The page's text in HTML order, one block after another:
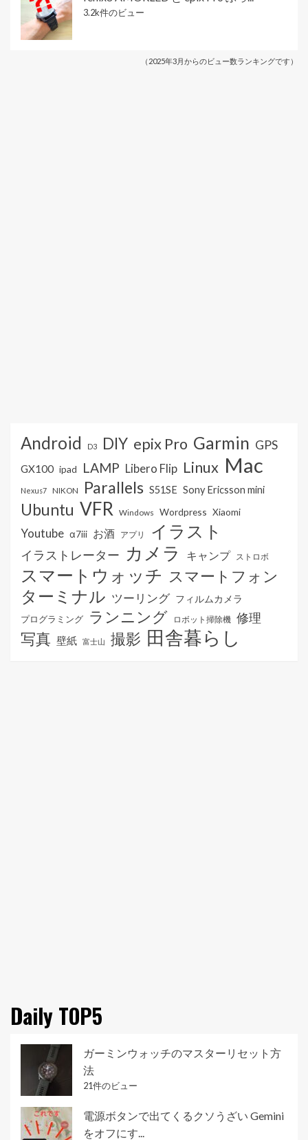
3.2k件のビュー
（2025年3月からのビュー数ランキングです）
Android D3 DIY epix Pro Garmin GPS
GX100 ipad LAMP Libero Flip Linux Mac
Nexus7 NIKON Parallels S51SE Sony Ericsson mini
Ubuntu VFR Windows Wordpress Xiaomi
Youtube α7iii お酒 アプリ イラスト
イラストレーター カメラ キャンプ ストロボ
スマートウォッチ スマートフォン
ターミナル ツーリング フィルムカメラ
プログラミング ランニング ロボット掃除機 修理
写真 壁紙 富士山 撮影 田舎暮らし
Daily TOP5
ガーミンウォッチのマスターリセット方
法
21件のビュー
電源ボタンで出てくるクソうざい Gemini
をオフにす...